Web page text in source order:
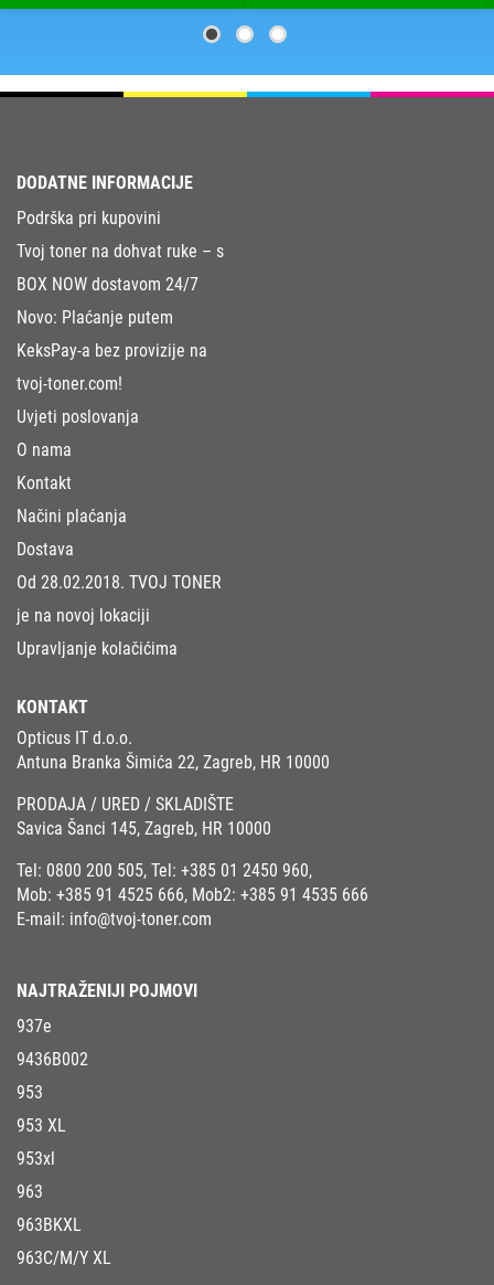
DODATNE INFORMACIJE
Podrška pri kupovini
Tvoj toner na dohvat ruke – s
BOX NOW dostavom 24/7
Novo: Plaćanje putem
KeksPay-a bez provizije na
tvoj-toner.com!
Uvjeti poslovanja
O nama
Kontakt
Načini plaćanja
Dostava
Od 28.02.2018. TVOJ TONER
je na novoj lokaciji
Upravljanje kolačićima
KONTAKT
Opticus IT d.o.o.
Antuna Branka Šimića 22, Zagreb, HR 10000
PRODAJA / URED / SKLADIŠTE
Savica Šanci 145, Zagreb, HR 10000
Tel: 0800 200 505, Tel: +385 01 2450 960,
Mob: +385 91 4525 666, Mob2: +385 91 4535 666
E-mail: info@tvoj-toner.com
NAJTRAŽENIJI POJMOVI
937e
9436B002
953
953 XL
953xl
963
963BKXL
963C/M/Y XL